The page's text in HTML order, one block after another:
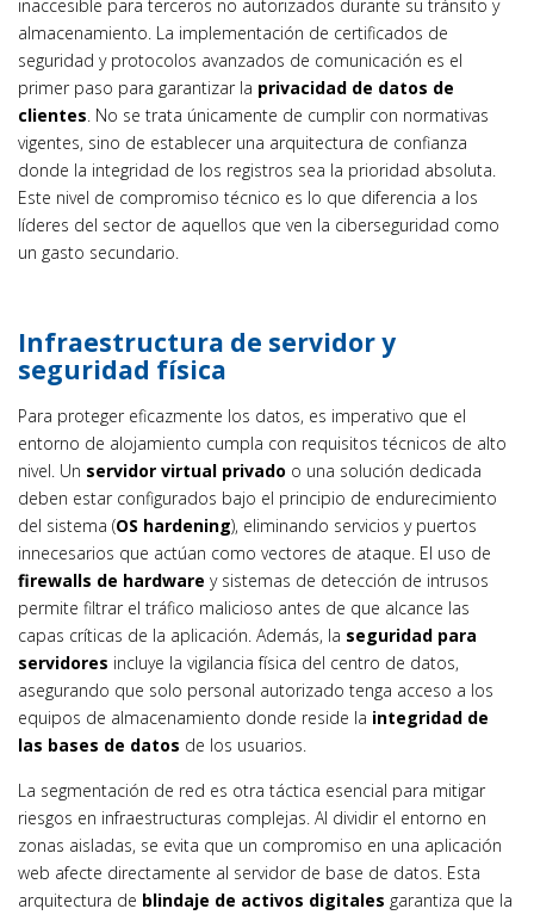
inaccesible para terceros no autorizados durante su tránsito y
almacenamiento. La implementación de certificados de
seguridad y protocolos avanzados de comunicación es el
primer paso para garantizar la privacidad de datos de
clientes. No se trata únicamente de cumplir con normativas
vigentes, sino de establecer una arquitectura de confianza
donde la integridad de los registros sea la prioridad absoluta.
Este nivel de compromiso técnico es lo que diferencia a los
líderes del sector de aquellos que ven la ciberseguridad como
un gasto secundario.
Infraestructura de servidor y
seguridad física
Para proteger eficazmente los datos, es imperativo que el
entorno de alojamiento cumpla con requisitos técnicos de alto
nivel. Un servidor virtual privado o una solución dedicada
deben estar configurados bajo el principio de endurecimiento
del sistema (OS hardening), eliminando servicios y puertos
innecesarios que actúan como vectores de ataque. El uso de
firewalls de hardware y sistemas de detección de intrusos
permite filtrar el tráfico malicioso antes de que alcance las
capas críticas de la aplicación. Además, la seguridad para
servidores incluye la vigilancia física del centro de datos,
asegurando que solo personal autorizado tenga acceso a los
equipos de almacenamiento donde reside la integridad de
las bases de datos de los usuarios.
La segmentación de red es otra táctica esencial para mitigar
riesgos en infraestructuras complejas. Al dividir el entorno en
zonas aisladas, se evita que un compromiso en una aplicación
web afecte directamente al servidor de base de datos. Esta
arquitectura de blindaje de activos digitales garantiza que la